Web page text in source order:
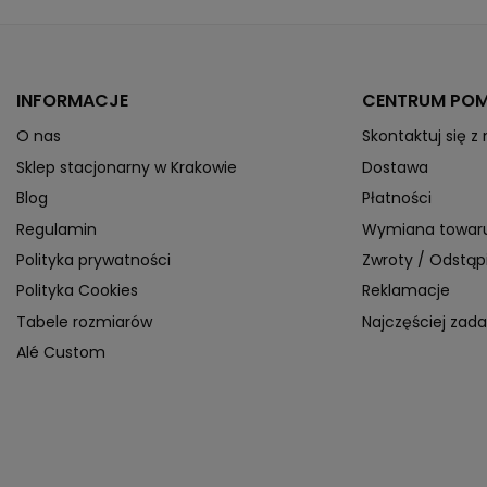
INFORMACJE
O nas
Sklep stacjonarny w Krakowie
Blog
Regulamin
Polityka prywatności
Polityka Cookies
Tabele rozmiarów
Alé Custom
CENTRUM
Skontaktuj się z
Dostawa
Płatności
Wymiana
Zwroty /
Reklamacje
Najczęściej